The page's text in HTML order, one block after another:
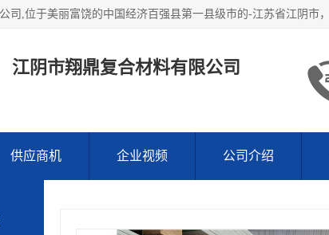
江阴市翔鼎复合材料有限公司
供应商机 企业视频 公司介绍